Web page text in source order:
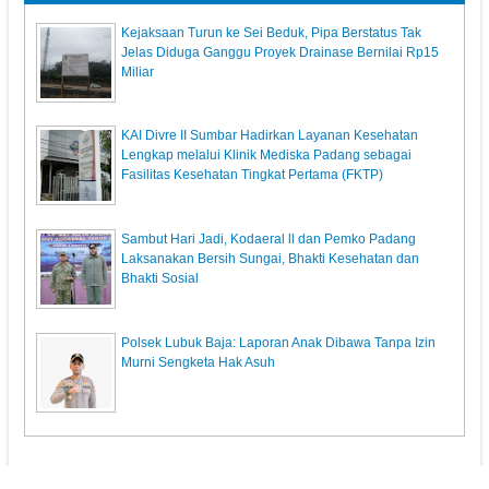
Kejaksaan Turun ke Sei Beduk, Pipa Berstatus Tak
Jelas Diduga Ganggu Proyek Drainase Bernilai Rp15
Miliar
KAI Divre II Sumbar Hadirkan Layanan Kesehatan
Lengkap melalui Klinik Mediska Padang sebagai
Fasilitas Kesehatan Tingkat Pertama (FKTP)
Sambut Hari Jadi, Kodaeral ll dan Pemko Padang
Laksanakan Bersih Sungai, Bhakti Kesehatan dan
Bhakti Sosial
Polsek Lubuk Baja: Laporan Anak Dibawa Tanpa Izin
Murni Sengketa Hak Asuh